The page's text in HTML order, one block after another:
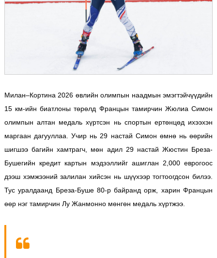
Милан–Кортина 2026 өвлийн олимпын наадмын эмэгтэйчүүдийн
15 км-ийн биатлоны төрөлд Францын тамирчин Жюлиа Симон
олимпын алтан медаль хүртсэн нь спортын ертөнцөд ихээхэн
маргаан дагууллаа. Учир нь 29 настай Симон өмнө нь өөрийн
шигшээ багийн хамтрагч, мөн адил 29 настай Жюстин Бреза-
Бушегийн кредит картын мэдээллийг ашиглан 2,000 еврогоос
дээш хэмжээний залилан хийсэн нь шүүхээр тогтоогдсон билээ.
Тус уралдаанд Бреза-Буше 80-р байранд орж, харин Францын
өөр нэг тамирчин Лу Жанмонно мөнгөн медаль хүртжээ.